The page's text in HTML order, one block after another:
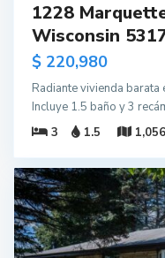
1228
Wisconsin
$ 220,980
Radiante vivienda barata
Incluye 1.5 baño y 3
3
1.5